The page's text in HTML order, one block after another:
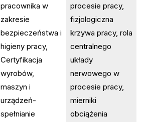
pracownika w
zakresie
bezpieczeństwa i
higieny pracy,
Certyfikacja
wyrobów,
maszyn i
urządzeń-
spełnianie
procesie pracy,
fizjologiczna
krzywa pracy, rola
centralnego
układy
nerwowego w
procesie pracy,
mierniki
obciążenia